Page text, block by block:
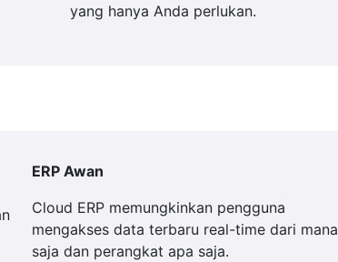
yang hanya Anda perlukan.
ERP Awan
Cloud ERP memungkinkan pengguna
mengakses data terbaru real-time dari mana
saja dan perangkat apa saja.